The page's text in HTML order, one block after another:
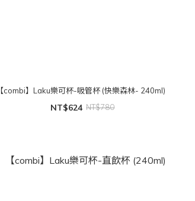
【combi】Laku樂可杯-吸管杯 (快樂森林- 240ml)
NT$624 NT$780